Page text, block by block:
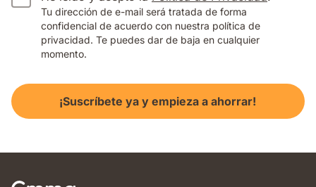
Tu dirección de e-mail será tratada de forma
confidencial de acuerdo con nuestra política de
privacidad. Te puedes dar de baja en cualquier
momento.
¡Suscríbete ya y empieza a ahorrar!